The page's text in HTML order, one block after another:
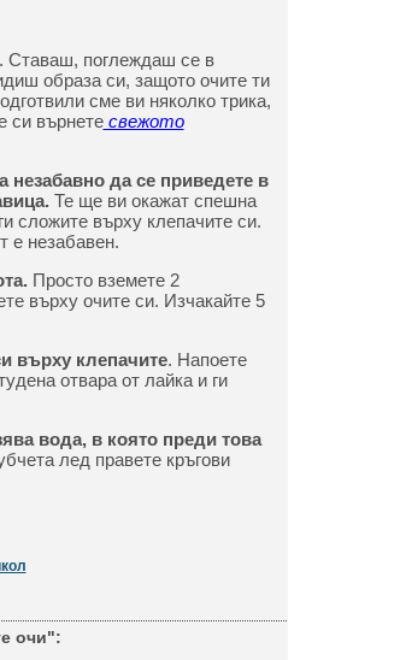
Ставаш, поглеждаш се в
образа си, защото очите ти
сме ви няколко трика,
си върнетесвежото
незабавно да се приведете в
Те ще ви окажат спешна
сложите върху клепачите си.
е незабавен.
Просто вземете 2
върху очите си. Изчакайте 5
върху клепачите. Напоете
отвара от лайка и ги
вода, в която преди това
лед правете кръгови
очи":